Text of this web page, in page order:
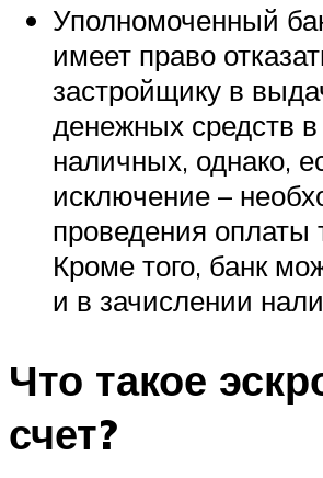
Уполномоченный
имеет право
застройщику в
денежных средств
наличных, однако,
исключение –
проведения оплаты
Кроме того, банк
и в зачислении
Что такое
счет?